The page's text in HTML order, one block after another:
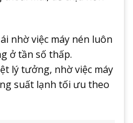
nhờ việc máy nén luôn
ở tần số thấp.
lý tưởng, nhờ việc máy
suất lạnh tối ưu theo